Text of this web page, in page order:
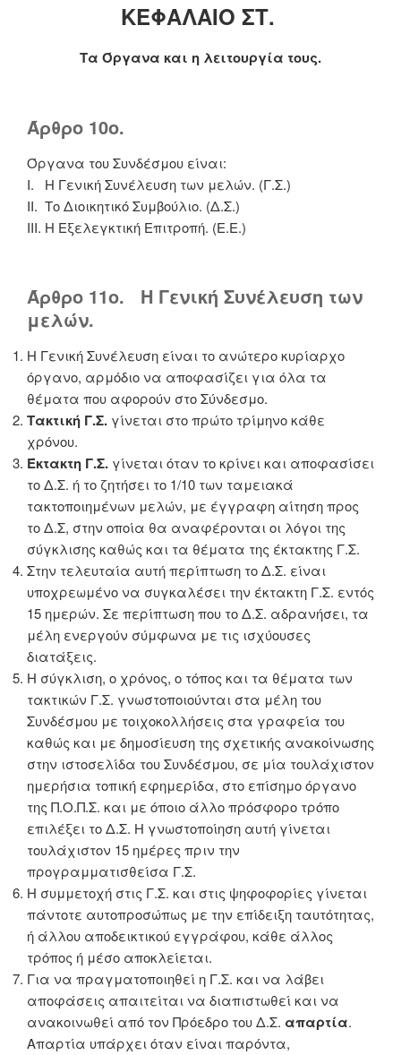
ΚΕΦΑΛΑΙΟ ΣΤ.
Τα Όργανα και η λειτουργία τους.
Άρθρο 10ο.
Όργανα του Συνδέσμου είναι:
Ι. Η Γενική Συνέλευση των μελών. (Γ.Σ.)
ΙΙ. Το Διοικητικό Συμβούλιο. (Δ.Σ.)
ΙΙΙ. Η Εξελεγκτική Επιτροπή. (Ε.Ε.)
Άρθρο 11ο. Η Γενική Συνέλευση των
μελών.
Η Γενική Συνέλευση είναι το ανώτερο κυρίαρχο
όργανο, αρμόδιο να αποφασίζει για όλα τα
θέματα που αφορούν στο Σύνδεσμο.
Τακτική Γ.Σ. γίνεται στο πρώτο τρίμηνο κάθε
χρόνου.
Έκτακτη Γ.Σ. γίνεται όταν το κρίνει και αποφασίσει
το Δ.Σ. ή το ζητήσει το 1/10 των ταμειακά
τακτοποιημένων μελών, με έγγραφη αίτηση προς
το Δ.Σ, στην οποία θα αναφέρονται οι λόγοι της
σύγκλισης καθώς και τα θέματα της έκτακτης Γ.Σ.
Στην τελευταία αυτή περίπτωση το Δ.Σ. είναι
υποχρεωμένο να συγκαλέσει την έκτακτη Γ.Σ. εντός
15 ημερών. Σε περίπτωση που το Δ.Σ. αδρανήσει, τα
μέλη ενεργούν σύμφωνα με τις ισχύουσες
διατάξεις.
Η σύγκλιση, ο χρόνος, ο τόπος και τα θέματα των
τακτικών Γ.Σ. γνωστοποιούνται στα μέλη του
Συνδέσμου με τοιχοκολλήσεις στα γραφεία του
καθώς και με δημοσίευση της σχετικής ανακοίνωσης
στην ιστοσελίδα του Συνδέσμου, σε μία τουλάχιστον
ημερήσια τοπική εφημερίδα, στο επίσημο όργανο
της Π.Ο.Π.Σ. και με όποιο άλλο πρόσφορο τρόπο
επιλέξει το Δ.Σ. Η γνωστοποίηση αυτή γίνεται
τουλάχιστον 15 ημέρες πριν την
προγραμματισθείσα Γ.Σ.
Η συμμετοχή στις Γ.Σ. και στις ψηφοφορίες γίνεται
πάντοτε αυτοπροσώπως με την επίδειξη ταυτότητας,
ή άλλου αποδεικτικού εγγράφου, κάθε άλλος
τρόπος ή μέσο αποκλείεται.
Για να πραγματοποιηθεί η Γ.Σ. και να λάβει
αποφάσεις απαιτείται να διαπιστωθεί και να
ανακοινωθεί από τον Πρόεδρο του Δ.Σ. απαρτία.
Απαρτία υπάρχει όταν είναι παρόντα,